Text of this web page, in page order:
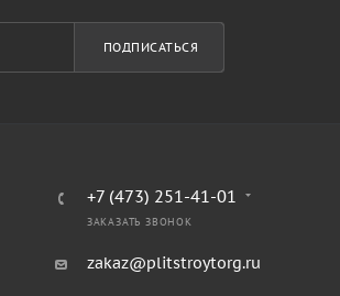
ПОДПИСАТЬСЯ
+7 (473) 251-41-01
ЗАКАЗАТЬ ЗВОНОК
zakaz@plitstroytorg.ru